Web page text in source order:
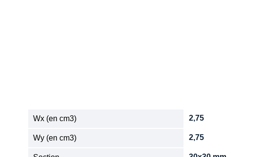
Wx (en cm3) 2,75
Wy (en cm3) 2,75